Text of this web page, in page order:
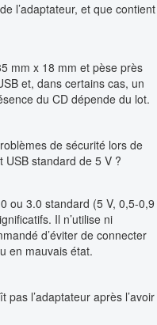
l’adaptateur, et que contient
mm x 18 mm et pèse près
et, dans certains cas, un
du CD dépende du lot.
de sécurité lors de
USB standard de 5 V ?
ou 3.0 standard (5 V, 0,5-0,9
Il n’utilise ni
d’éviter de connecter
en mauvais état.
l’adaptateur après l’avoir